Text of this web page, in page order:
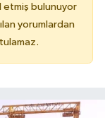
etmiş bulunuyor
yorumlardan